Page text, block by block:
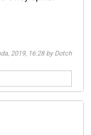
2019, 16:28 byDotch